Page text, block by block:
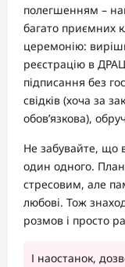
полегшенням –
багато приємних
церемонію:
реєстрацію в
підписання без
свідків (хоча за
обов’язкова),
Не забувайте, що
один одного.
стресовим, але
любові. Тож
розмов і просто
І наостанок,